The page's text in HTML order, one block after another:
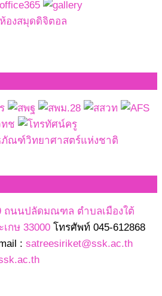
ถนนปลัดมณฑล ตำบลเมืองใต้
กษ 33000 โทรศัพท์ 045-612868
: satreesiriket@ssk.ac.th